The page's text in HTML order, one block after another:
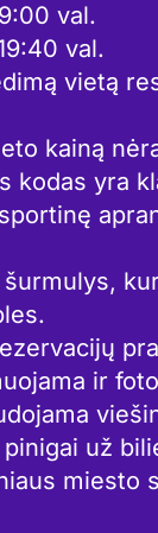
val.
val.
vietą
kainą
kodas yra
ir
už
miesto